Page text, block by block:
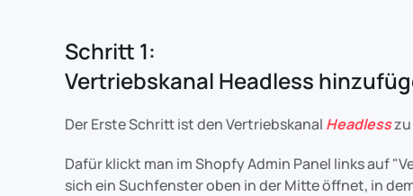
Schritt 1:
Vertriebskanal Headless
Der Erste Schritt ist den Vertriebskanal Headlesszu
Dafür klickt man im Shopfy Admin Panel links auf
sich ein Suchfenster oben in der Mitte öffnet, in